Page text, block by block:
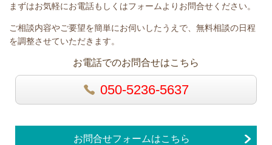
まずはお気軽にお電話もしくはフォームよりお問合せください。
ご相談内容やご要望を簡単にお伺いしたうえで、無料相談の日程
を調整させていただきます。
お電話でのお問合せはこちら
050-5236-5637
お問合せフォームはこちら